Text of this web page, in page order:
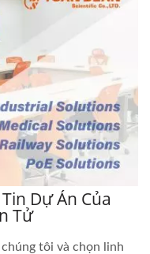
Dự Án Của
Tử
tôi và chọn linh